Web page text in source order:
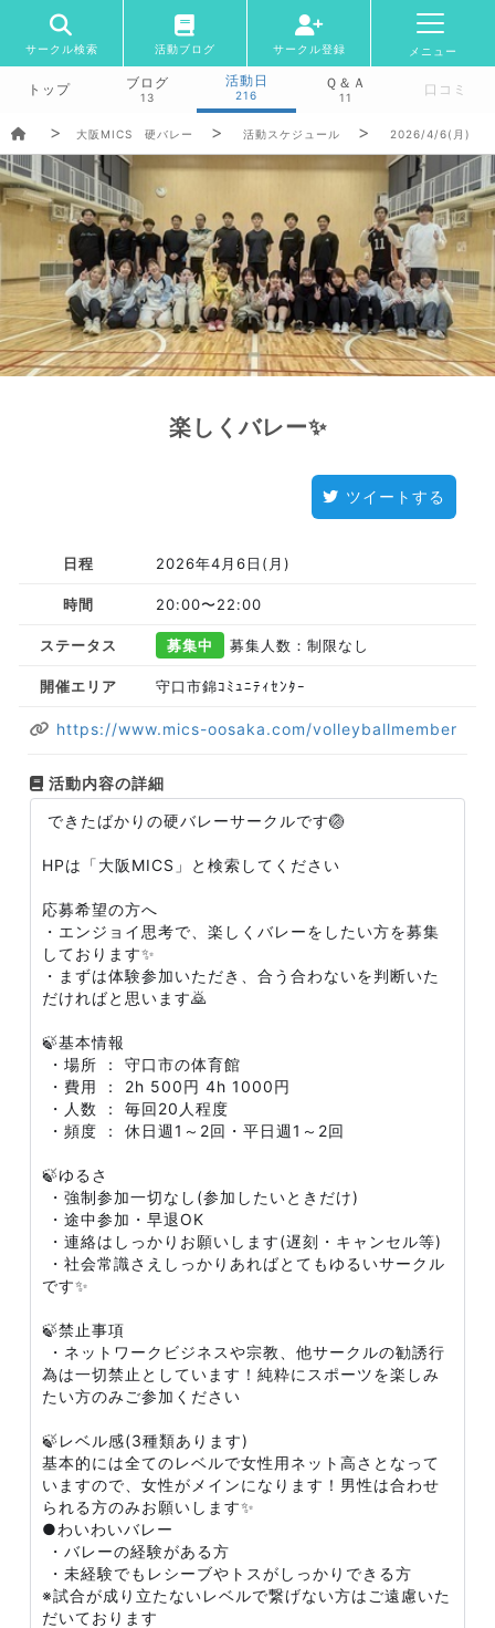
サークル検索 活動ブログ サークル登録 メニュー
トップ ブログ
13
活動日
216
Ｑ＆Ａ
11 口コミ
大阪MICS 硬バレー 活動スケジュール 2026/4/6(月)
楽しくバレー✨
ツイートする
日程 2026年4月6日(月)
時間 20:00〜22:00
ステータス 募集中 募集人数：制限なし
開催エリア 守口市錦ｺﾐｭﾆﾃｨｾﾝﾀｰ
https://www.mics-oosaka.com/volleyballmember
活動内容の詳細
できたばかりの硬バレーサークルです🏐
HPは「大阪MICS」と検索してください
応募希望の方へ
・エンジョイ思考で、楽しくバレーをしたい方を募集
しております✨
・まずは体験参加いただき、合う合わないを判断いた
だければと思います🙇
🍃基本情報
・場所 ： 守口市の体育館
・費用 ： 2h 500円 4h 1000円
・人数 ： 毎回20人程度
・頻度 ： 休日週1～2回・平日週1～2回
🍃ゆるさ
・強制参加一切なし(参加したいときだけ)
・途中参加・早退OK
・連絡はしっかりお願いします(遅刻・キャンセル等)
・社会常識さえしっかりあればとてもゆるいサークル
です✨
🍃禁止事項
・ネットワークビジネスや宗教、他サークルの勧誘行
為は一切禁止としています！純粋にスポーツを楽しみ
たい方のみご参加ください
🍃レベル感(3種類あります)​
基本的には全てのレベルで女性用ネット高さとなって
いますので、女性がメインになります！男性は合わせ
られる方のみお願いします✨
●わいわいバレー
・バレーの経験がある方
・未経験でもレシーブやトスがしっかりできる方
※試合が成り立たないレベルで繋げない方はご遠慮いた
だいております